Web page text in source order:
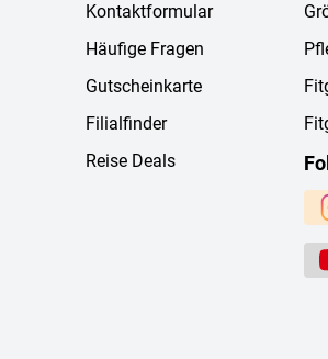
Kontaktformular
Häufige Fragen
Gutscheinkarte
Filialfinder
Reise Deals